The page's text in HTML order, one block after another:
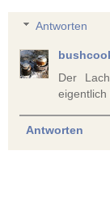
Antworten
Der
Antworten